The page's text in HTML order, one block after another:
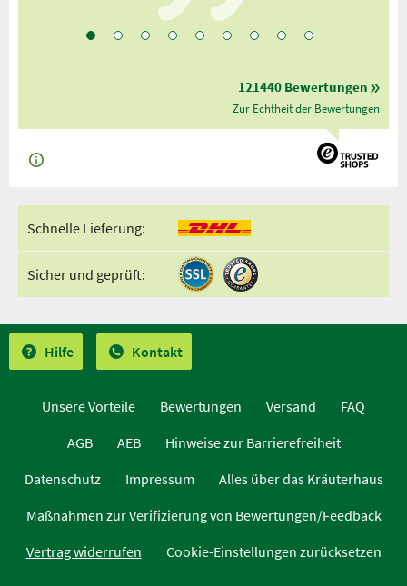
121440 Bewertungen
Zur Echtheit der Bewertungen
Schnelle Lieferung:
Sicher und geprüft:
Hilfe Kontakt
Unsere Vorteile Bewertungen Versand
FAQ
AGB
AEB
Hinweise zur Barrierefreiheit
Datenschutz
Impressum
Alles über das Kräuterhaus
Maßnahmen zur Verifizierung von Bewertungen/Feedback
Vertrag widerrufen
Cookie-Einstellungen zurücksetzen